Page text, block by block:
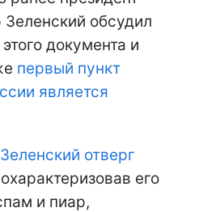
обсудил
документа и
первый пункт
является
Зеленский отверг
его
и пиар,